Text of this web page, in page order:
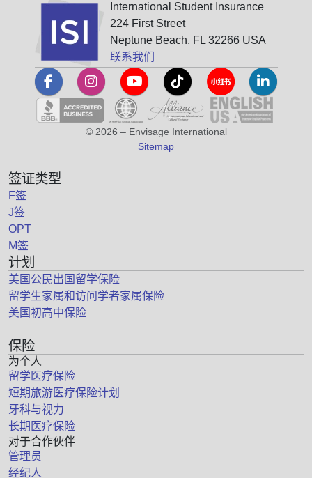
International Student Insurance
224 First Street
Neptune Beach, FL 32266 USA
联系我们
© 2026 – Envisage International
Sitemap
签证类型
F签
J签
OPT
M签
计划
美国公民出国留学保险
留学生家属和访问学者家属保险
美国初高中保险
保险
为个人
留学医疗保险
短期旅游医疗保险计划
牙科与视力
长期医疗保险
对于合作伙伴
管理员
经纪人